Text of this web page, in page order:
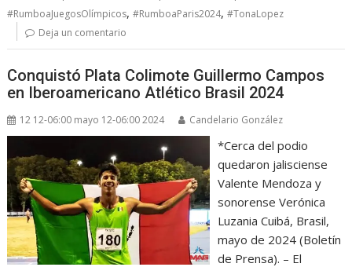
#RumboaJuegosOlímpicos,#RumboaParis2024,#TonaLopez
Deja un comentario
Conquistó Plata Colimote Guillermo Campos
en Iberoamericano Atlético Brasil 2024
12 12-06:00 mayo 12-06:00 2024 Candelario González
*Cerca del podio
quedaron jalisciense
Valente Mendoza y
sonorense Verónica
Luzania Cuibá, Brasil,
mayo de 2024 (Boletín
de Prensa). – El